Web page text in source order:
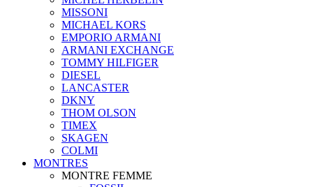
MISSONI
MICHAEL KORS
EMPORIO ARMANI
ARMANI EXCHANGE
TOMMY HILFIGER
DIESEL
LANCASTER
DKNY
THOM OLSON
TIMEX
SKAGEN
COLMI
MONTRES
MONTRE FEMME